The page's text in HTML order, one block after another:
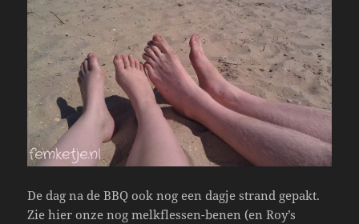
De dag na de BBQ ook nog een dagje strand gepakt.
Zie hier onze nog melkflessen-benen (en Roy’s